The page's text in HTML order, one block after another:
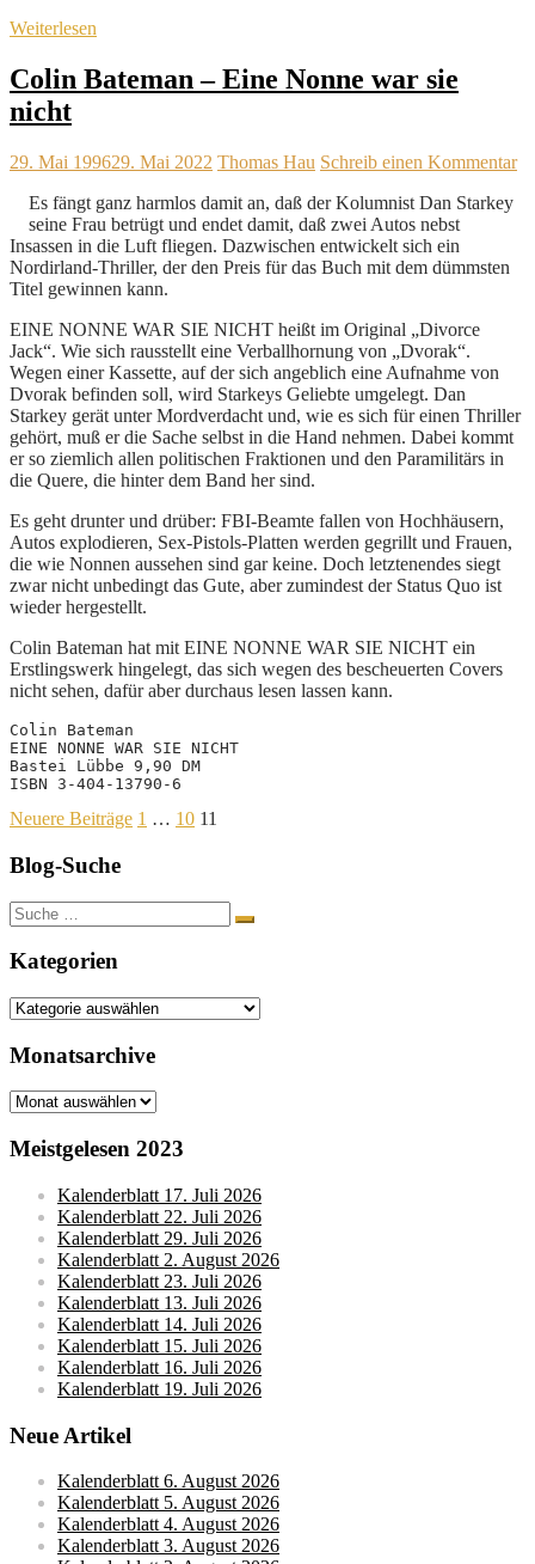
Weiterlesen
Colin Bateman – Eine Nonne war sie
nicht
29. Mai 199629. Mai 2022 Thomas Hau Schreib einen Kommentar
Es fängt ganz harmlos damit an, daß der Kolumnist Dan Starkey
seine Frau betrügt und endet damit, daß zwei Autos nebst
Insassen in die Luft fliegen. Dazwischen entwickelt sich ein
Nordirland-Thriller, der den Preis für das Buch mit dem dümmsten
Titel gewinnen kann.
EINE NONNE WAR SIE NICHT heißt im Original „Divorce
Jack“. Wie sich rausstellt eine Verballhornung von „Dvorak“.
Wegen einer Kassette, auf der sich angeblich eine Aufnahme von
Dvorak befinden soll, wird Starkeys Geliebte umgelegt. Dan
Starkey gerät unter Mordverdacht und, wie es sich für einen Thriller
gehört, muß er die Sache selbst in die Hand nehmen. Dabei kommt
er so ziemlich allen politischen Fraktionen und den Paramilitärs in
die Quere, die hinter dem Band her sind.
Es geht drunter und drüber: FBI-Beamte fallen von Hochhäusern,
Autos explodieren, Sex-Pistols-Platten werden gegrillt und Frauen,
die wie Nonnen aussehen sind gar keine. Doch letztenendes siegt
zwar nicht unbedingt das Gute, aber zumindest der Status Quo ist
wieder hergestellt.
Colin Bateman hat mit EINE NONNE WAR SIE NICHT ein
Erstlingswerk hingelegt, das sich wegen des bescheuerten Covers
nicht sehen, dafür aber durchaus lesen lassen kann.
Colin Bateman
EINE NONNE WAR SIE NICHT
Bastei Lübbe 9,90 DM
ISBN 3-404-13790-6
Seitennummerierung
der
Beiträge
Neuere Beiträge 1 … 10 11
Blog-Suche
Suche
nach:
Kategorien
Kategorien
Monatsarchive
Monatsarchive
Meistgelesen 2023
Kalenderblatt 17. Juli 2026
Kalenderblatt 22. Juli 2026
Kalenderblatt 29. Juli 2026
Kalenderblatt 2. August 2026
Kalenderblatt 23. Juli 2026
Kalenderblatt 13. Juli 2026
Kalenderblatt 14. Juli 2026
Kalenderblatt 15. Juli 2026
Kalenderblatt 16. Juli 2026
Kalenderblatt 19. Juli 2026
Neue Artikel
Kalenderblatt 6. August 2026
Kalenderblatt 5. August 2026
Kalenderblatt 4. August 2026
Kalenderblatt 3. August 2026